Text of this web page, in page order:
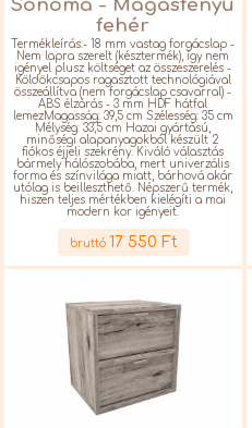
Sonoma - Magasfényű
fehér
Termékleírás:- 18 mm vastag forgácslap -
Nem lapra szerelt (késztermék), így nem
igényel plusz költséget az összeszerelés -
Köldökcsapos ragasztott technológiával
összeállítva (nem forgácslap csavarral) -
ABS élzárás - 3 mm HDF hátfal
lemezMagasság: 39,5 cm Szélesség: 35 cm
Mélység: 33,5 cm Hazai gyártású,
minőségi alapanyagokból készült 2
fiókos éjjeli szekrény. Kiváló választás
bármely hálószobába, mert univerzális
forma és színvilága miatt, bárhová akár
utólag is beilleszthető. Népszerű termék,
hiszen teljes mértékben kielégíti a mai
modern kor igényeit.
Részletek
bruttó 17 550 Ft